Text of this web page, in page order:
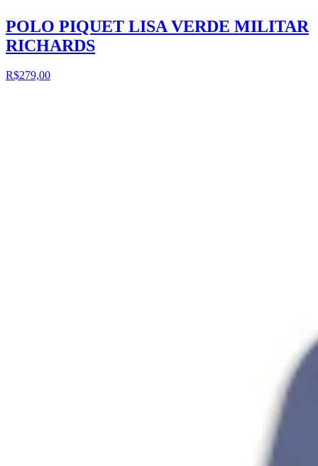
POLO PIQUET LISA VERDE MILITAR
RICHARDS
R$279,00